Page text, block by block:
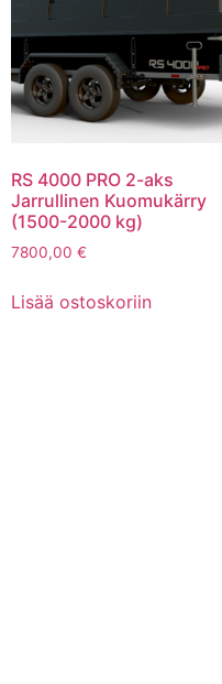
RS 4000 PRO 2-aks
Jarrullinen Kuomukärry
(1500-2000 kg)
7800,00 €
Lisää ostoskoriin